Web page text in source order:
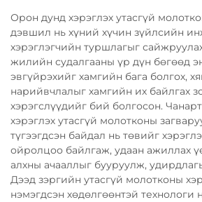
Орон дунд хэрэглэх утасгүй
дэвшил нь хүний хүчин зүйлсийн
хэрэглэгчийн туршлагыг
жилийн судалгааны үр дүн бөгөөд
эвгүйрэхийг хамгийн бага болгох,
нарийвчлалыг хамгийн их байлгах
хэрэгслүүдийг бий болгосон.
хэрэглэх утасгүй молотконы
түгээгдсэн байдал нь төвийг
ойролцоо байлгаж, удаан ажиллах
алхны ачааллыг бууруулж,
Дээд зэргийн утасгүй молотконы
нэмэгдсэн хөдөлгөөнтэй технологи